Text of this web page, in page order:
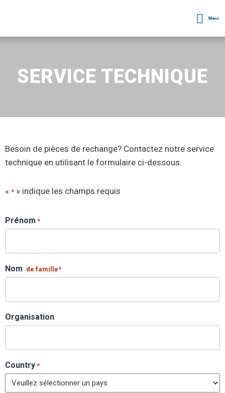
Menu
SERVICE TECHNIQUE
Besoin de pièces de rechange? Contactez notre service
technique en utilisant le formulaire ci-dessous.
« * » indique les champs requis
Prénom *
Nom de famille*
Organisation
Country *